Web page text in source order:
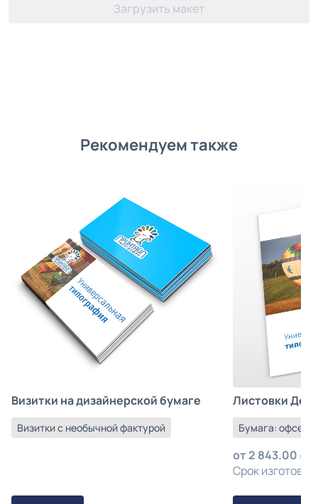
Загрузить макет
Рекомендуем также
Визитки на дизайнерской бумаге
Визитки с необычной фактурой
Листовки
Бумага:
от2 843.00
Срок